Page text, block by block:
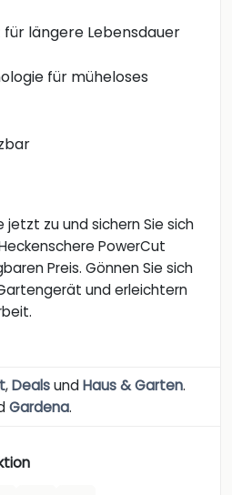
längere Lebensdauer
für müheloses
jetzt zu und sichern Sie sich
PowerCut
Preis. Gönnen Sie sich
und erleichtern
,DealsundHaus & Garten.
Gardena.